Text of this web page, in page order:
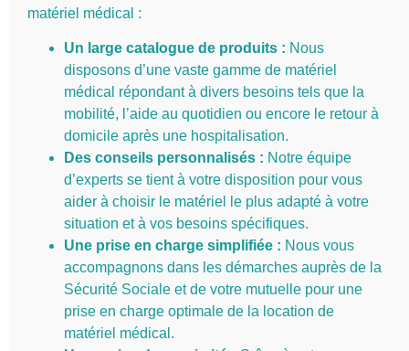
matériel médical :
Un large catalogue de produits : Nous
disposons d’une vaste gamme de matériel
médical répondant à divers besoins tels que la
mobilité, l’aide au quotidien ou encore le retour à
domicile après une hospitalisation.
Des conseils personnalisés : Notre équipe
d’experts se tient à votre disposition pour vous
aider à choisir le matériel le plus adapté à votre
situation et à vos besoins spécifiques.
Une prise en charge simplifiée : Nous vous
accompagnons dans les démarches auprès de la
Sécurité Sociale et de votre mutuelle pour une
prise en charge optimale de la location de
matériel médical.